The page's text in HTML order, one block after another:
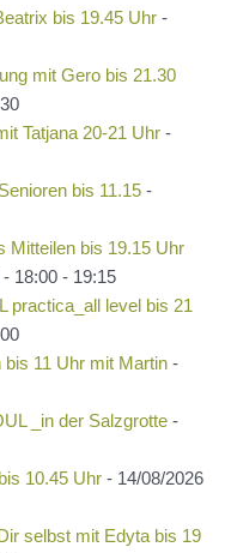
bis 19.45 Uhr-
mit Gero bis 21.30
Tatjana 20-21 Uhr-
bis 11.15-
Mitteilen bis 19.15 Uhr
18:00 - 19:15
practica_all level bis 21
bis 11 Uhr mit Martin-
_in der Salzgrotte-
10.45 Uhr- 14/08/2026
selbst mit Edyta bis 19